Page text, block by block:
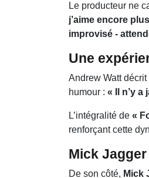
Le producteur ne
j’aime encore
improvisé -
Une
Andrew Watt
humour : « Il n’y
L’intégralité de «
renforçant cette
Mick
De son côté, Mick